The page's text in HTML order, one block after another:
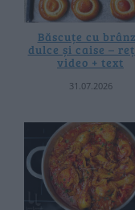
Băscuțe cu
dulce și caise –
video + text
31.07.2026